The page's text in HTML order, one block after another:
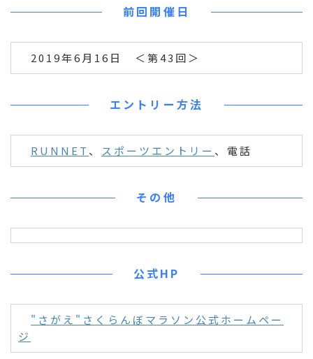
前回開催日
2019年6月16日 ＜第43回＞
エントリー方法
RUNNET 、 スポーツエントリー 、電話
その他
公式HP
"さがえ"さくらんぼマラソン公式ホームペー
ジ